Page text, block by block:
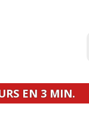
EN 3 MIN.